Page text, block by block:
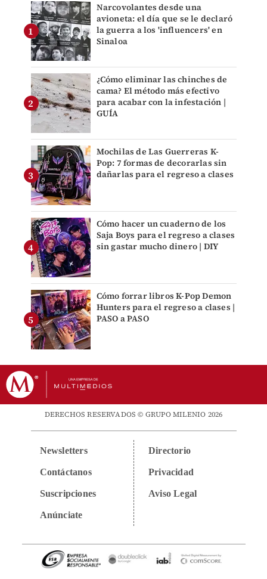
Narcovolantes desde una
avioneta: el día que se le declaró
la guerra a los 'influencers' en
Sinaloa
¿Cómo eliminar las chinches de
cama? El método más efectivo
para acabar con la infestación |
GUÍA
Mochilas de Las Guerreras K-
Pop: 7 formas de decorarlas sin
dañarlas para el regreso a clases
Cómo hacer un cuaderno de los
Saja Boys para el regreso a clases
sin gastar mucho dinero | DIY
Cómo forrar libros K-Pop Demon
Hunters para el regreso a clases |
PASO a PASO
DERECHOS RESERVADOS © GRUPO MILENIO 2026
Newsletters
Contáctanos
Suscripciones
Anúnciate
Directorio
Privacidad
Aviso Legal